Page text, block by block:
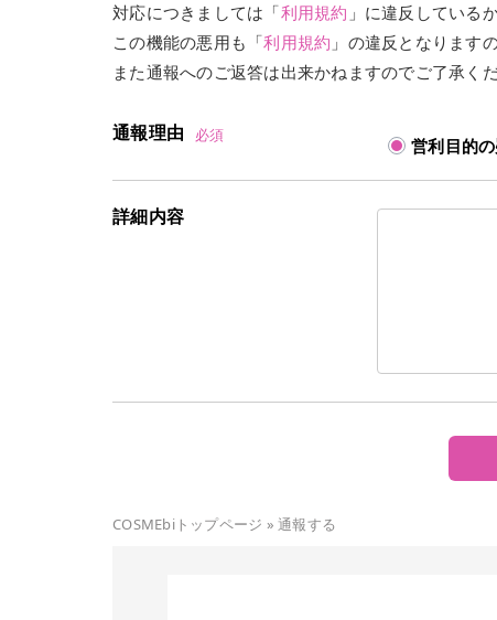
対応につきましては「利用規約 」に違反している
この機能の悪用も「利用規約 」の違反となります
また通報へのご返答は出来かねますのでご了承くだ
通報理由 必須 営利目的
詳細内容
COSMEbiトップページ »通報する